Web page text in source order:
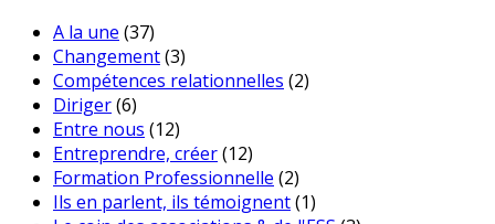
A la une (37)
Changement(3)
Compétences relationnelles (2)
Diriger(6)
Entre nous (12)
Entreprendre, créer(12)
Formation Professionnelle (2)
Ils en parlent, ils témoignent(1)